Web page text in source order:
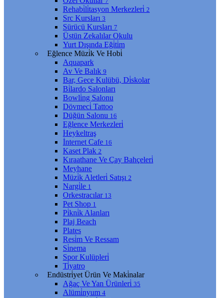
Rehabi̇li̇tasyon Merkezleri̇ 2
Src Kursları 3
Sürücü Kursları 7
Üstün Zekalılar Okulu
Yurt Dışında Eği̇ti̇m
Eğlence Müzi̇k Ve Hobi̇
Aquapark
Av Ve Balık 9
Bar, Gece Kulübü, Di̇skolar
Bi̇lardo Salonları
Bowli̇ng Salonu
Dövmeci̇ Tattoo
Düğün Salonu 16
Eğlence Merkezleri̇
Heykeltraş
İnternet Cafe 16
Kaset Plak 2
Kıraathane Ve Çay Bahçeleri̇
Meyhane
Müzi̇k Aletleri̇ Satışı 2
Nargi̇le 1
Orkestracılar 13
Pet Shop 1
Pi̇kni̇k Alanları
Plaj Beach
Plates
Resi̇m Ve Ressam
Si̇nema
Spor Kulüpleri̇
Ti̇yatro
Endüstri̇yet Ürün Ve Maki̇nalar
Ağaç Ve Yan Ürünleri̇ 35
Alümi̇nyum 4